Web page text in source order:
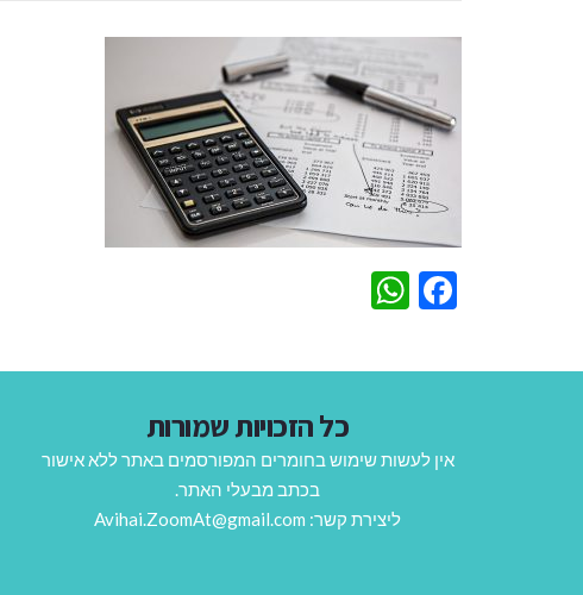
Facebook
כל הזכויות שמורות
אין לעשות שימוש בחומרים המפורסמים באתר ללא אישור
בכתב מבעלי האתר.
ליצירת קשר: Avihai.ZoomAt@gmail.com